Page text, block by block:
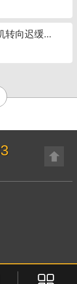
转向迟缓...